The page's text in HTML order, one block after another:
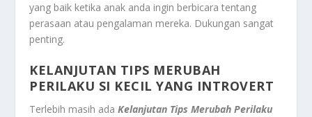
yang baik ketika anak anda ingin berbicara tentang
perasaan atau pengalaman mereka. Dukungan sangat
penting.
KELANJUTAN TIPS MERUBAH
PERILAKU SI KECIL YANG INTROVERT
Terlebih masih adaKelanjutan Tips Merubah Perilaku